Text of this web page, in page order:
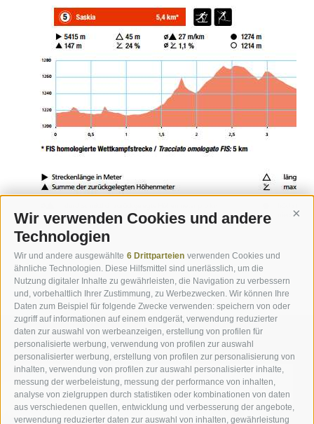
Wir verwenden Cookies und andere
Technologien
Wir und andere ausgewählte 6 Drittparteien verwenden Cookies und
ähnliche Technologien. Diese Hilfsmittel sind unerlässlich, um die
Nutzung digitaler Inhalte zu gewährleisten, die Navigation zu verbessern
und, vorbehaltlich Ihrer Zustimmung, zu Werbezwecken. Wir können Ihre
Daten zum Beispiel für folgende Zwecke verwenden: speichern von oder
zugriff auf informationen auf einem endgerät, verwendung reduzierter
daten zur auswahl von werbeanzeigen, erstellung von profilen für
personalisierte werbung, verwendung von profilen zur auswahl
personalisierter werbung, erstellung von profilen zur personalisierung von
inhalten, verwendung von profilen zur auswahl personalisierter inhalte,
messung der werbeleistung, messung der performance von inhalten,
analyse von zielgruppen durch statistiken oder kombinationen von daten
aus verschiedenen quellen, entwicklung und verbesserung der angebote,
verwendung reduzierter daten zur auswahl von inhalten, gewährleistung
« zurück